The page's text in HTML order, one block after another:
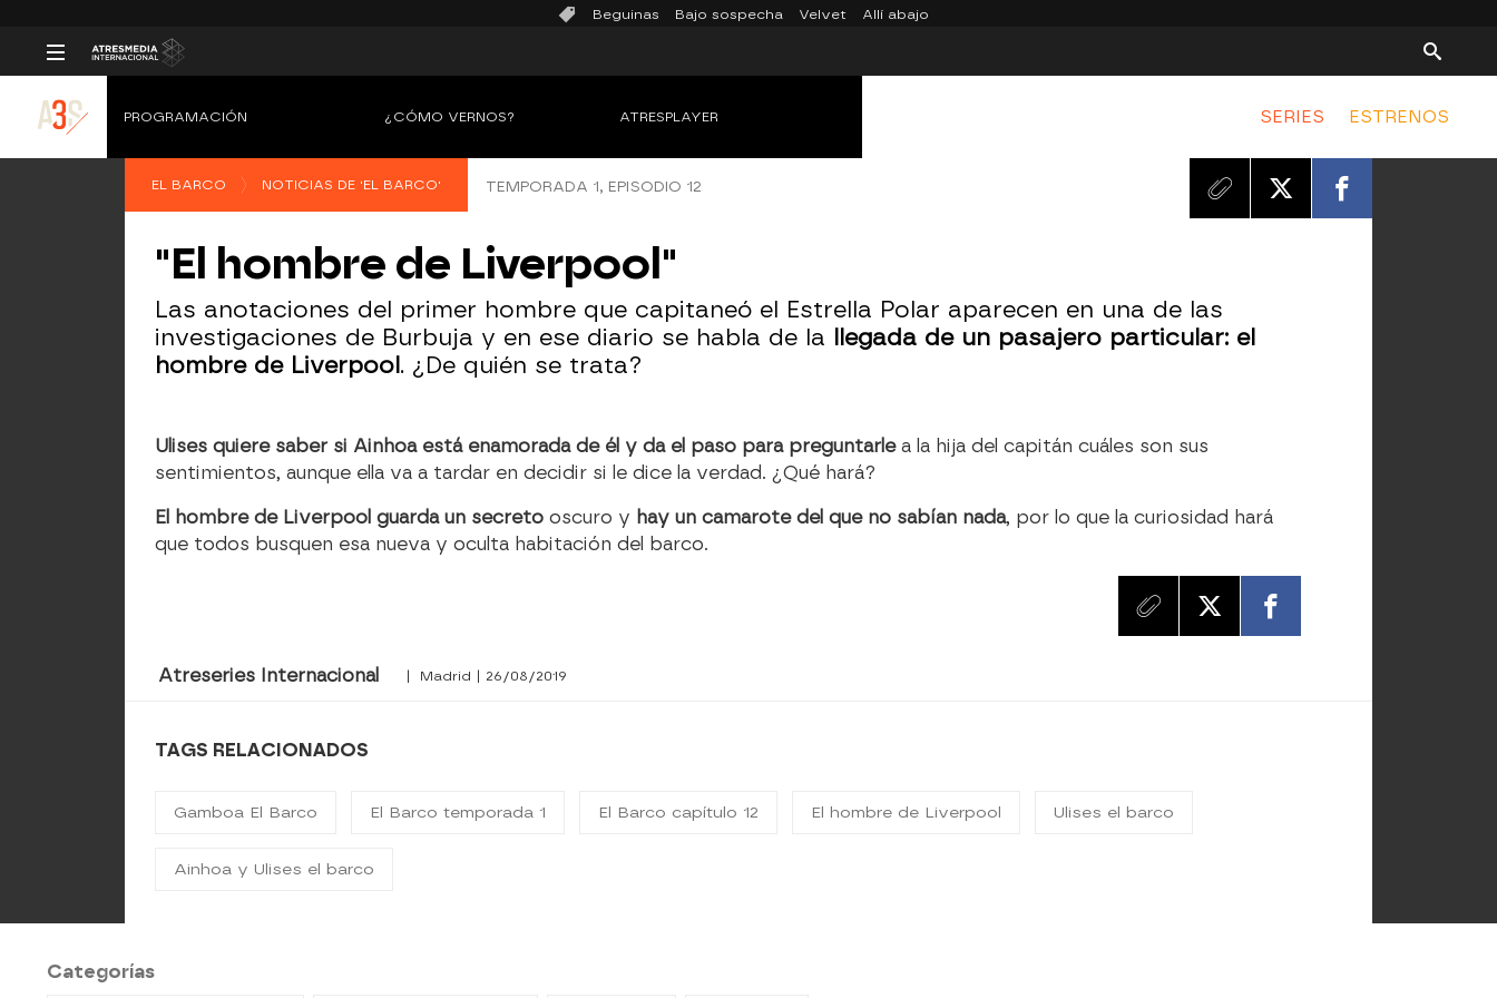
Beguinas Bajo sospecha Velvet Allí abajo
SERIES ESTRENOS
PROGRAMACIÓN ¿CÓMO VERNOS? ATRESPLAYER
EL BARCO NOTICIAS DE 'EL BARCO' TEMPORADA 1, EPISODIO 12
"El hombre de Liverpool"
Las anotaciones del primer hombre que capitaneó el Estrella Polar aparecen en una de las
investigaciones de Burbuja y en ese diario se habla de la llegada de un pasajero particular: el
hombre de Liverpool. ¿De quién se trata?
Ulises quiere saber si Ainhoa está enamorada de él y da el paso para preguntarlea la hija del capitán cuáles son sus
sentimientos, aunque ella va a tardar en decidir si le dice la verdad. ¿Qué hará?
El hombre de Liverpool guarda un secreto oscuro y hay un camarote del que no sabían nada, por lo que la curiosidad hará
que todos busquen esa nueva y oculta habitación del barco.
Atreseries Internacional | Madrid | 26/08/2019
TAGS RELACIONADOS
Gamboa El Barco El Barco temporada 1 El Barco capítulo 12 El hombre de Liverpool Ulises el barco
Ainhoa y Ulises el barco
Categorías